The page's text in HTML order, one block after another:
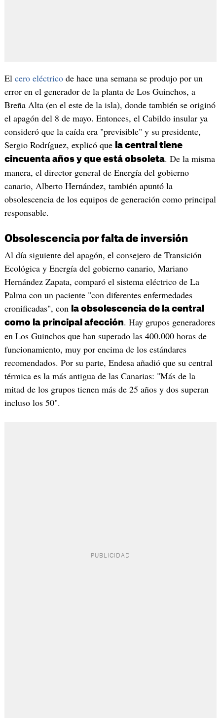
El cero eléctricode hace una semana se produjo por un
error en el generador de la planta de Los Guinchos, a
Breña Alta (en el este de la isla), donde también se originó
el apagón del 8 de mayo. Entonces, el Cabildo insular ya
consideró que la caída era "previsible" y su presidente,
Sergio Rodríguez, explicó que la central tiene
cincuenta años y que está obsoleta. De la misma
manera, el director general de Energía del gobierno
canario, Alberto Hernández, también apuntó la
obsolescencia de los equipos de generación como principal
responsable.
Obsolescencia por falta de inversión
Al día siguiente del apagón, el consejero de Transición
Ecológica y Energía del gobierno canario, Mariano
Hernández Zapata, comparó el sistema eléctrico de La
Palma con un paciente "con diferentes enfermedades
cronificadas", con
la obsolescencia de la central
como la principal afección. Hay grupos generadores
en Los Guinchos que han superado las 400.000 horas de
funcionamiento, muy por encima de los estándares
recomendados. Por su parte, Endesa añadió que su central
térmica es la más antigua de las Canarias: "Más de la
mitad de los grupos tienen más de 25 años y dos superan
incluso los 50".